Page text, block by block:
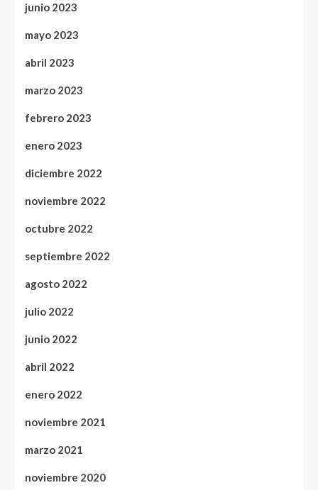
junio 2023
mayo 2023
abril 2023
marzo 2023
febrero 2023
enero 2023
diciembre 2022
noviembre 2022
octubre 2022
septiembre 2022
agosto 2022
julio 2022
junio 2022
abril 2022
enero 2022
noviembre 2021
marzo 2021
noviembre 2020